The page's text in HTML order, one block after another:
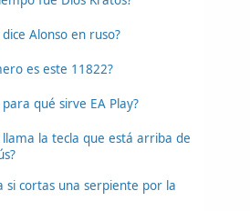
Alonso en ruso?
es este 11822?
para qué sirve EA Play?
llama la tecla que está arriba de
si cortas una serpiente por la